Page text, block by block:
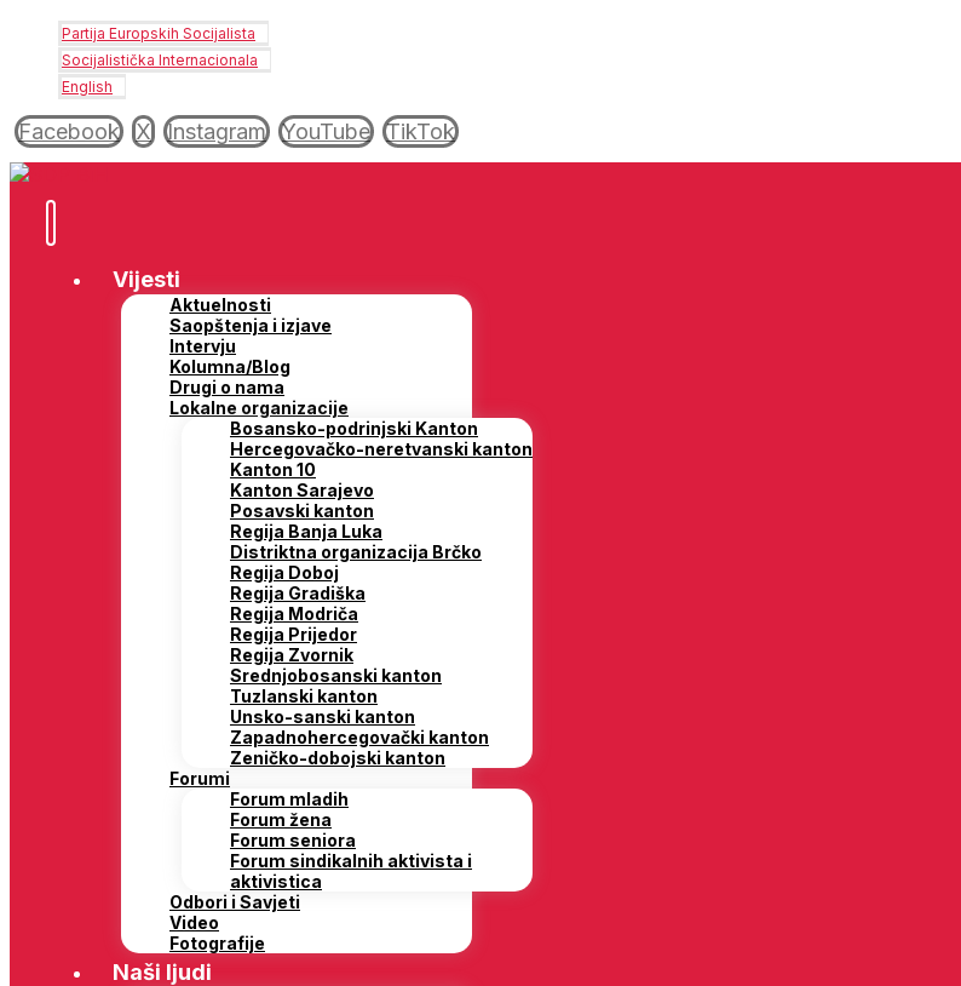
Partija Europskih Socijalista
Socijalistička Internacionala
English
Facebook X Instagram YouTube TikTok
Vijesti
Aktuelnosti
Saopštenja i izjave
Intervju
Kolumna/Blog
Drugi o nama
Lokalne organizacije
Bosansko-podrinjski Kanton
Hercegovačko-neretvanski kanton
Kanton 10
Kanton Sarajevo
Posavski kanton
Regija Banja Luka
Distriktna organizacija Brčko
Regija Doboj
Regija Gradiška
Regija Modriča
Regija Prijedor
Regija Zvornik
Srednjobosanski kanton
Tuzlanski kanton
Unsko-sanski kanton
Zapadnohercegovački kanton
Zeničko-dobojski kanton
Forumi
Forum mladih
Forum žena
Forum seniora
Forum sindikalnih aktivista i
aktivistica
Odbori i Savjeti
Video
Fotografije
Naši ljudi